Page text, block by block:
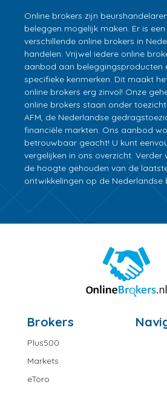
Online brokers zijn
beleggen mogelijk maken. Er is
verschillende online brokers in
handelen. Vrijwel iedere online
aanbod aan beleggingsproducten
specifieke kenmerken. Dit maakt
online brokers erg zinvol! Onze
online brokers staan onder
AFM, de Nederlandse
financiële markten. Ons aanbod
betrouwbaar geacht! U kunt
vergelijken in ons overzicht.
de hoogte gehouden van de
ontwikkelingen op de Nederlandse
Brokers
Plus500
Markets
eToro